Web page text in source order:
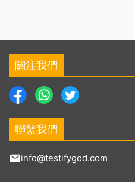
關注我們
聯繫我們
info@testifygod.com